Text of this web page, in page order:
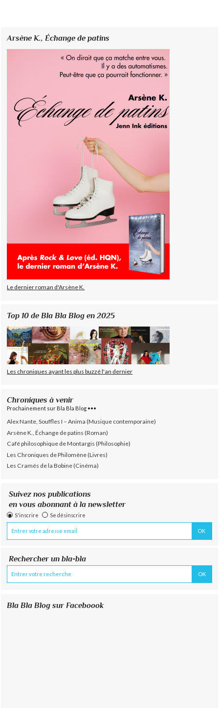
Arsène K.,Échange de patins
Le dernier roman d'Arsène K.
Top 10 de Bla Bla Blog en 2025
Les chroniques ayant les plus buzzé l'an dernier
Chroniques à venir
Prochainement sur Bla Bla Blog •••
Alex Nante, Souffles I – Anima (Musique contemporaine)
Arsène K., Échange de patins (Roman)
Café philosophique de Montargis (Philosophie)
Les Chroniques de Philomène (Livres)
Les Cramés de la Bobine (Cinéma)
Suivez nos publications
en vous abonnant à la newsletter
S'inscrire Se désinscrire
Rechercher un bla-bla
Bla Bla Blog sur Faceboook